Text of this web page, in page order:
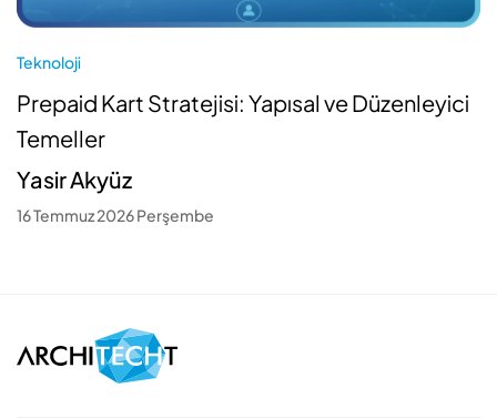
Teknoloji
Prepaid Kart Stratejisi: Yapısal ve Düzenleyici
Temeller
Yasir Akyüz
16 Temmuz 2026 Perşembe